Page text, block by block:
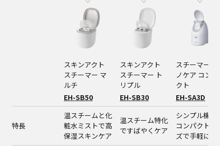
スキンアクト
スチーマー マ
ルチ
EH-SB50
スキンアクト
スチーマー ト
リプル
EH-SB30
スチーマー ナ
ノケア コンパ
クト
EH-SA3D
特長
温スチームと化
粧水ミストで高
保湿スキンケア
温スチーム特化
ですばやくケア
シンプル機能
コンパクトサ
ズで手軽にケ